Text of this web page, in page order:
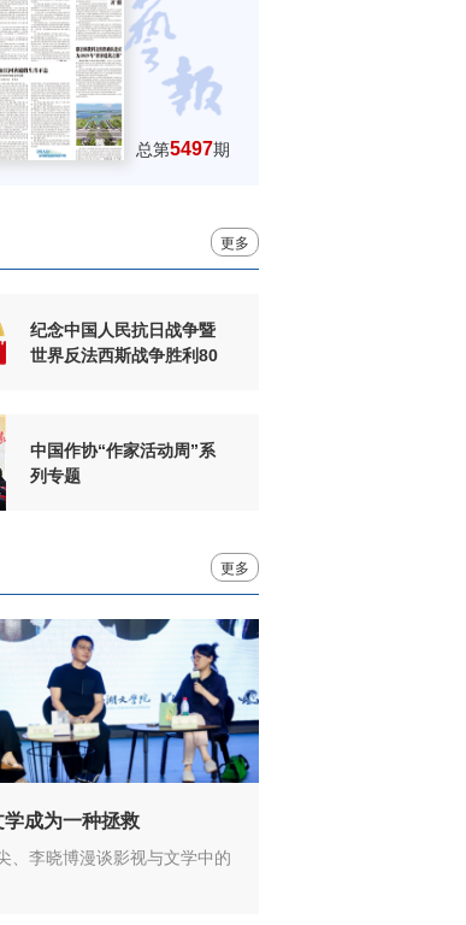
总第5497期
更多
纪念中国人民抗日战争暨
世界反法西斯战争胜利80
中国作协“作家活动周”系
列专题
更多
学成为一种拯救
、李晓博漫谈影视与文学中的